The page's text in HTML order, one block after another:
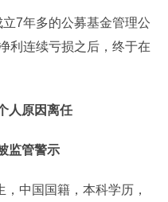
7年多的公募基金管理公
利连续亏损之后，终于在
人原因离任
监管警示
中国国籍，本科学历，